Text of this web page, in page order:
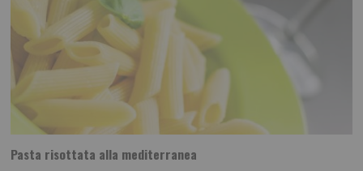
Pasta risottata alla mediterranea